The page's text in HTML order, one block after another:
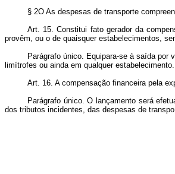
§ 2O As despesas de transporte
Art. 15. Constitui fato gerador da
provêm, ou o de quaisquer estabelecimentos,
Parágrafo único. Equipara-se à saída
limítrofes ou ainda em qualquer estabelecimento.
Art. 16. A compensação financeira pela
Parágrafo único. O lançamento será
dos tributos incidentes, das despesas de